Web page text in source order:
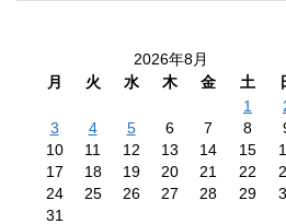
2026年8月
月
火 水 木 金 土
1
3
4 5 6 7 8
10
11 12 13 14 15
17
18 19 20 21 22
24
25 26 27 28 29
31